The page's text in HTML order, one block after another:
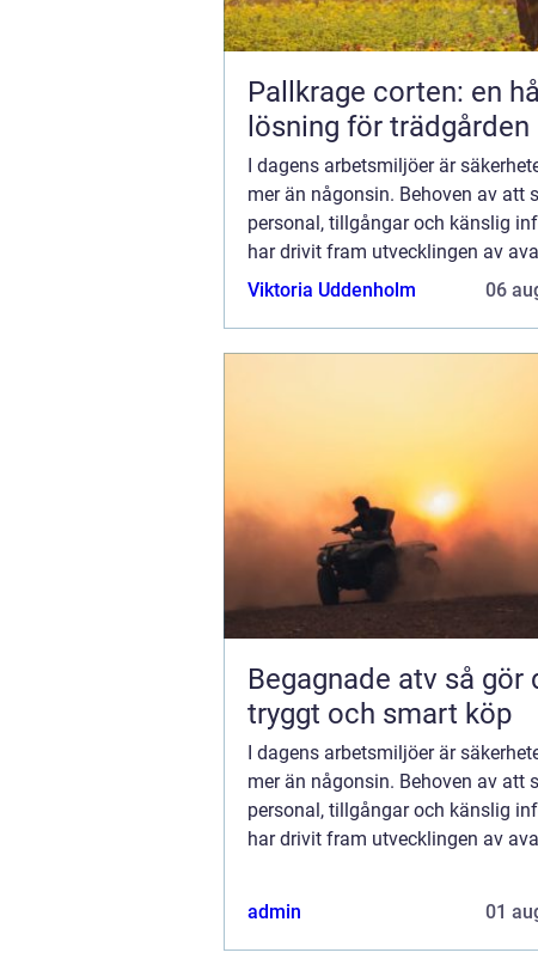
Pallkrage corten: en
lösning för trädgården
I dagens arbetsmiljöer är
mer än någonsin. Behoven av att
personal, tillgångar och känslig
har drivit fram utvecklingen av
säkerhetslösningar. En central ...
Viktoria Uddenholm 06
Begagnade atv så gör du ett
tryggt och smart köp
I dagens arbetsmiljöer är
mer än någonsin. Behoven av att
personal, tillgångar och känslig
har drivit fram utvecklingen av
admin
01